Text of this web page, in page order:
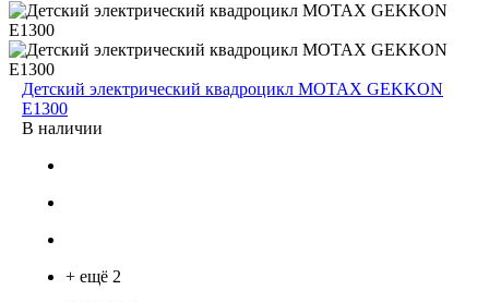
Детский электрический квадроцикл MOTAX GEKKON
E1300
В наличии
+ ещё 2